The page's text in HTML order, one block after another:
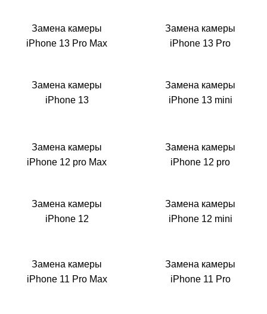
Замена камеры
iPhone 13 Pro Max
Замена камеры
iPhone 13 Pro
Замена камеры
iPhone 13
Замена камеры
iPhone 13 mini
Замена камеры
iPhone 12 pro Max
Замена камеры
iPhone 12 pro
Замена камеры
iPhone 12
Замена камеры
iPhone 12 mini
Замена камеры
iPhone 11 Pro Max
Замена камеры
iPhone 11 Pro